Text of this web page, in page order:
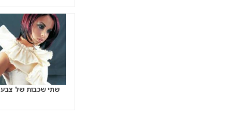
שתי שכבות של צבע